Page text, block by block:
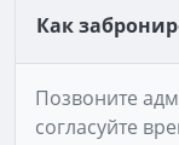
Как
Позвоните
согласуйте